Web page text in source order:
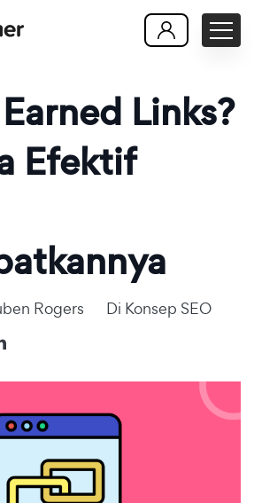
Links?
Efektif
Rogers Di Konsep SEO